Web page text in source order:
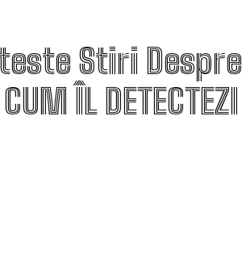
Stiri Despre
ÎL DETECTEZI